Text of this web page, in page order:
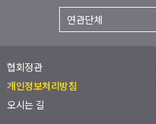
협회정관
개인정보처리방침
오시는 길